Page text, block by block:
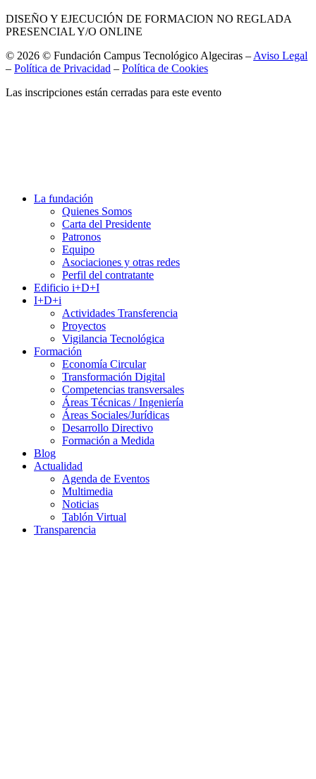
DISEÑO Y EJECUCIÓN DE FORMACION NO REGLADA
PRESENCIAL Y/O ONLINE
© 2026 © Fundación Campus Tecnológico Algeciras –Aviso Legal
– Política de Privacidad – Política de Cookies
Las inscripciones están cerradas para este evento
La fundación
Quienes Somos
Carta del Presidente
Patronos
Equipo
Asociaciones y otras redes
Perfil del contratante
Edificio i+D+I
I+D+i
Actividades Transferencia
Proyectos
Vigilancia Tecnológica
Formación
Economía Circular
Transformación Digital
Competencias transversales
Áreas Técnicas / Ingeniería
Áreas Sociales/Jurídicas
Desarrollo Directivo
Formación a Medida
Blog
Actualidad
Agenda de Eventos
Multimedia
Noticias
Tablón Virtual
Transparencia